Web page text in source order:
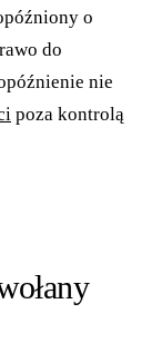
o
do
nie
poza kontrolą